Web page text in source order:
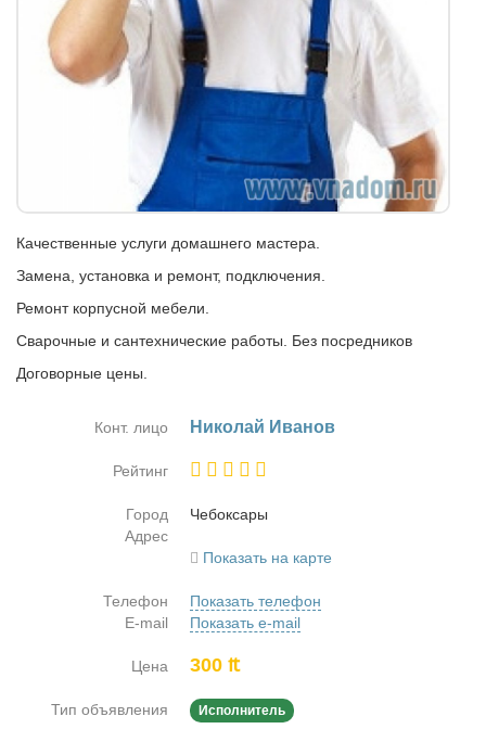
Качественные услуги домашнего мастера.
Замена, установка и ремонт, подключения.
Ремонт корпусной мебели.
Сварочные и сантехнические работы. Без посредников
Договорные цены.
Конт. лицо Ни­ко­лай Ива­нов
Рейтинг
Город
Че­бок­са­ры
Адрес
Показать на карте
Телефон
Показать телефон
E-mail
Показать e-mail
Цена 300 ₶
Тип объявления Исполнитель